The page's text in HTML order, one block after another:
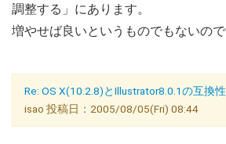
調整する」にあります。
増やせば良いというものでもないので
Re: OS X(10.2.8)とIllustrator8.0.1の互換
isao 投稿日：2005/08/05(Fri) 08:44